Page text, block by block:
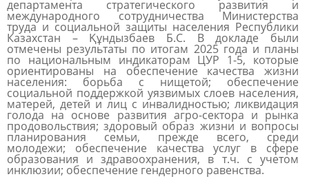
департамента стратегического развития и
международного сотрудничества Министерства
труда и социальной защиты населения Республики
Казахстан – Құндызбаев Б.С. В докладе были
отмечены результаты по итогам 2025 года и планы
по национальным индикаторам ЦУР 1-5, которые
ориентированы на обеспечение качества жизни
населения: борьба с нищетой; обеспечение
социальной поддержкой уязвимых слоев населения,
матерей, детей и лиц с инвалидностью; ликвидация
голода на основе развития агро-сектора и рынка
продовольствия; здоровый образ жизни и вопросы
планирования семьи, прежде всего, среди
молодежи; обеспечение качества услуг в сфере
образования и здравоохранения, в т.ч. с учетом
инклюзии; обеспечение гендерного равенства.